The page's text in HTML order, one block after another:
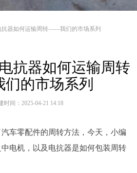
抗器如何运输周转
的市场系列
车零配件的周转方法，今天，小编
电机，以及电抗器是如何包装周转
时间： 2025-04-21 14:18
抗器如何运输周转——我们的市场系列